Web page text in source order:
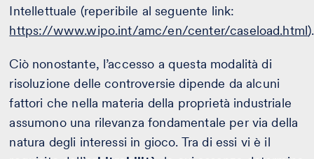
Intellettuale (reperibile al seguente link:
https://www.wipo.int/amc/en/center/caseload.html).
Ciò nonostante, l’accesso a questa modalità di
risoluzione delle controversie dipende da alcuni
fattori che nella materia della proprietà industriale
assumono una rilevanza fondamentale per via della
natura degli interessi in gioco. Tra di essi vi è il